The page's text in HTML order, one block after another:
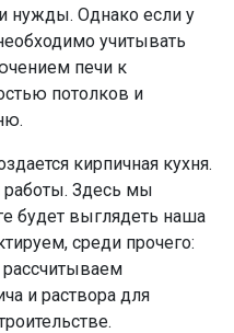
нужды. Однако если у
учитывать
печи к
потолков и
кирпичная кухня.
работы. Здесь мы
будет выглядеть наша
среди прочего:
и раствора для